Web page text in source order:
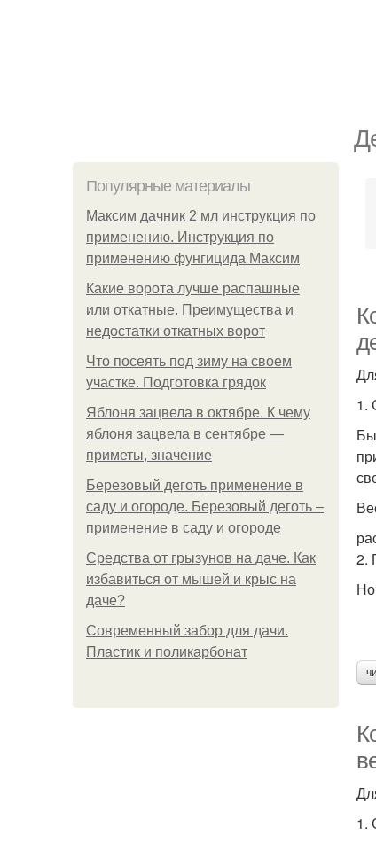
Популярные материалы
Максим дачник 2 мл инструкция по
применению. Инструкция по
применению фунгицида Максим
Какие ворота лучше распашные
или откатные. Преимущества и
недостатки откатных ворот
Что посеять под зиму на своем
участке. Подготовка грядок
Яблоня зацвела в октябре. К чему
яблоня зацвела в сентябре —
приметы, значение
Березовый деготь применение в
саду и огороде. Березовый деготь –
применение в саду и огороде
Средства от грызунов на даче. Как
избавиться от мышей и крыс на
даче?
Современный забор для дачи.
Пластик и поликарбонат
1.
2.
1.